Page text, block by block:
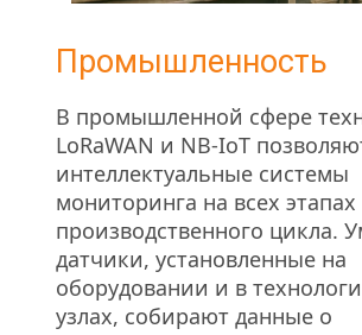
Промышленность
В промышленной сфере
LoRaWAN и NB-IoT
интеллектуальные системы
мониторинга на всех этапах
производственного цикла.
датчики, установленные на
оборудовании и в
узлах, собирают данные о